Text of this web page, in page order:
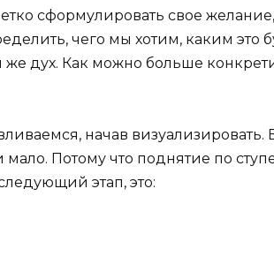
сформулировать свое
чего мы хотим, каким это
же дух. Как можно больше
начав визуализировать.
Потому что поднятие по
этап, это: